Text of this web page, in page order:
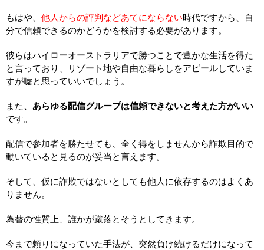
もはや、 他人からの評判などあてにならない時代ですから、自
分で信頼できるのかどうかを検討する必要があります。
彼らはハイローオーストラリアで勝つことで豊かな生活を得た
と言っており、リゾート地や自由な暮らしをアピールしていま
すが嘘と思っていいでしょう。
また、 あらゆる配信グループは信頼できないと考えた方がいい
です。
配信で参加者を勝たせても、全く得をしませんから詐欺目的で
動いていると見るのが妥当と言えます。
そして、仮に詐欺ではないとしても他人に依存するのはよくあ
りません。
為替の性質上、誰かが蹴落とそうとしてきます。
今まで頼りになっていた手法が、突然負け続けるだけになって